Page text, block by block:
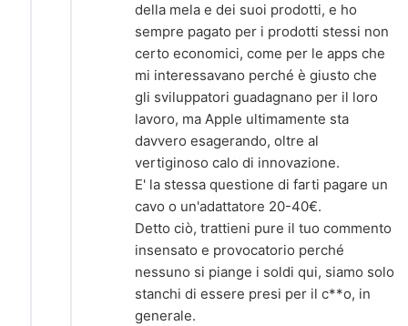
della mela e dei suoi prodotti, e ho
sempre pagato per i prodotti stessi non
certo economici, come per le apps che
mi interessavano perché è giusto che
gli sviluppatori guadagnano per il loro
lavoro, ma Apple ultimamente sta
davvero esagerando, oltre al
vertiginoso calo di innovazione.
E' la stessa questione di farti pagare un
cavo o un'adattatore 20-40€.
Detto ciò, trattieni pure il tuo commento
insensato e provocatorio perché
nessuno si piange i soldi qui, siamo solo
stanchi di essere presi per il c**o, in
generale.